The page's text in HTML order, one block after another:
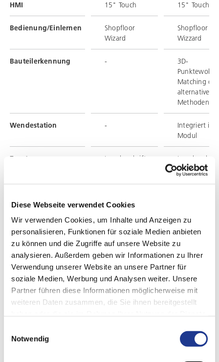
Diese Webseite verwendet Cookies
Wir verwenden Cookies, um Inhalte und Anzeigen zu
personalisieren, Funktionen für soziale Medien anbieten
zu können und die Zugriffe auf unsere Website zu
analysieren. Außerdem geben wir Informationen zu Ihrer
Verwendung unserer Website an unsere Partner für
soziale Medien, Werbung und Analysen weiter. Unsere
Partner führen diese Informationen möglicherweise mit
weiteren Daten zusammen, die Sie ihnen bereitgestellt
Notwendig
HMI 15" Touch 15" Touch
Bedienung/Einlernen
Shopfloor
Wizard
Shopfloor
Wizzard
Bauteilerkennung -
3D-
Matching
alternative
Methoden
Wendestation -
Integriert in
Modul
Zusatzprozesse
Laserbeschriften,
Entgraten,
Bürsten etc.
Download
rbc roboticsImagebroschüre
PDF
fx-pick-800-rbc-datasheet-de.pdf
DOWNLOAD